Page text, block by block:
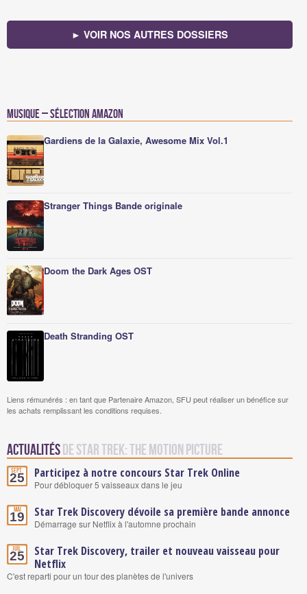
► VOIR NOS AUTRES DOSSIERS
Musique – Sélection Amazon
Gardiens de la Galaxie, Awesome Mix Vol.1
Stranger Things Bande originale
Doom the Dark Ages OST
Death Stranding OST
Liens rémunérés : en tant que Partenaire Amazon, SFU peut réaliser un bénéfice sur
les achats remplissant les conditions requises.
Actualités de Star Trek: The Motion Picture
Sept.
25 Participez à notre concours Star Trek Online
Pour débloquer 5 vaisseaux dans le jeu
Mai
19 Star Trek Discovery dévoile sa première bande annonce
Démarrage sur Netflix à l'automne prochain
Juil.
25
Star Trek Discovery, trailer et nouveau vaisseau pour
Netflix
C'est reparti pour un tour des planètes de l'univers